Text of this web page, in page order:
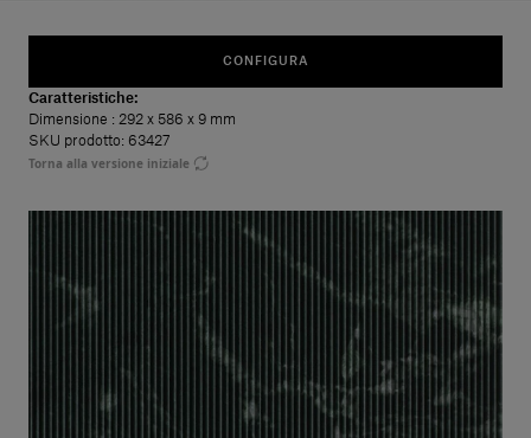
CONFIGURA
Caratteristiche:
Dimensione : 292 x 586 x 9 mm
SKU prodotto: 63427
Torna alla versione iniziale